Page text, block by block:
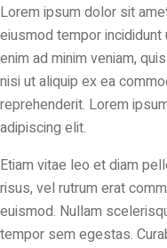
Lorem ipsum dolor sit
eiusmod tempor
enim ad minim veniam,
nisi ut aliquip ex ea
reprehenderit. Lorem
adipiscing elit.
Etiam vitae leo et diam
risus, vel rutrum erat
euismod. Nullam
tempor sem egestas.